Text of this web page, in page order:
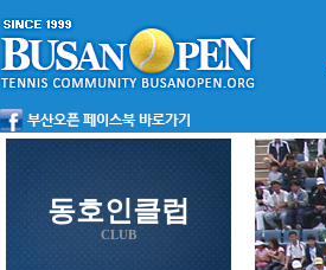
동호인클럽
CLUB